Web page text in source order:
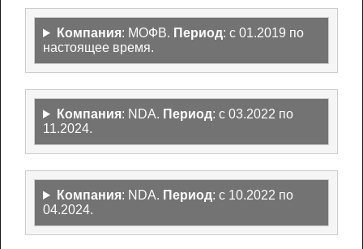
Компания: МОФВ. Период: с 01.2019 по
настоящее время.
Компания: NDA. Период: с 03.2022 по
11.2024.
Компания: NDA. Период: с 10.2022 по
04.2024.